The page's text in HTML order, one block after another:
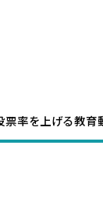
票率を上げる教育